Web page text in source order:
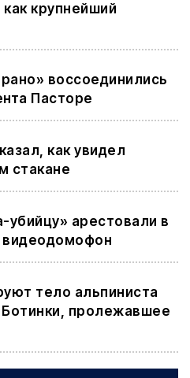
крупнейший
воссоединились
Пасторе
как увидел
стакане
убийцу» арестовали в
тело альпиниста
пролежавшее